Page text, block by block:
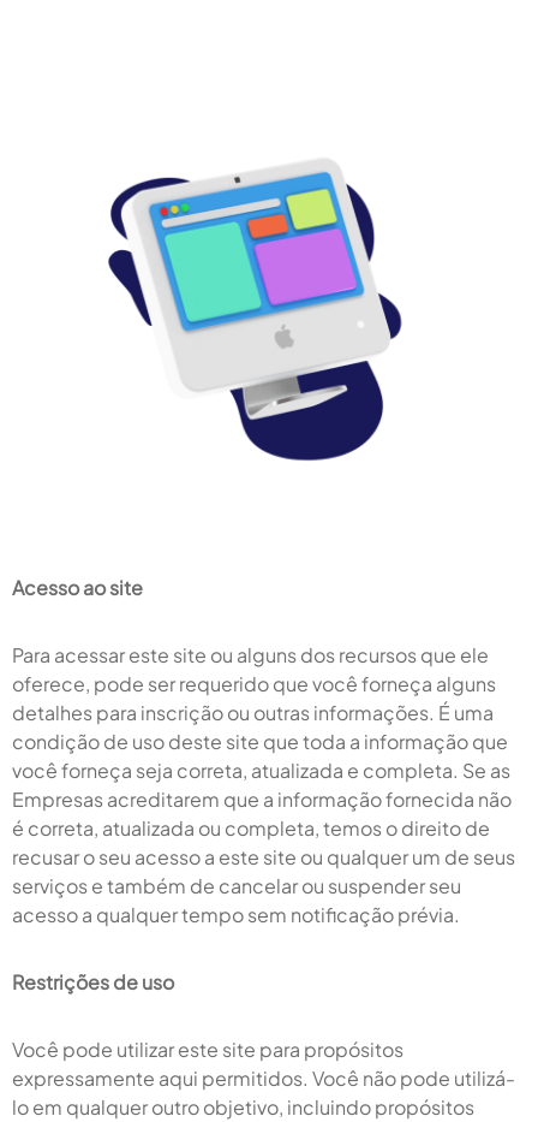
Acesso ao site
Para acessar este site ou alguns dos recursos que ele
oferece, pode ser requerido que você forneça alguns
detalhes para inscrição ou outras informações. É uma
condição de uso deste site que toda a informação que
você forneça seja correta, atualizada e completa. Se as
Empresas acreditarem que a informação fornecida não
é correta, atualizada ou completa, temos o direito de
recusar o seu acesso a este site ou qualquer um de seus
serviços e também de cancelar ou suspender seu
acesso a qualquer tempo sem notificação prévia.
Restrições de uso
Você pode utilizar este site para propósitos
expressamente aqui permitidos. Você não pode utilizá-
lo em qualquer outro objetivo, incluindo propósitos